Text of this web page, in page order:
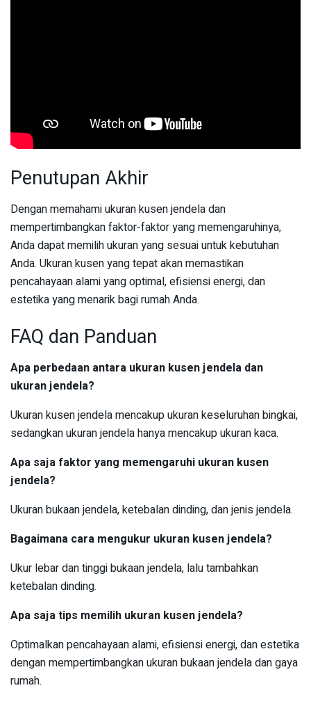
Penutupan Akhir
Dengan memahami ukuran kusen jendela dan
mempertimbangkan faktor-faktor yang memengaruhinya,
Anda dapat memilih ukuran yang sesuai untuk kebutuhan
Anda. Ukuran kusen yang tepat akan memastikan
pencahayaan alami yang optimal, efisiensi energi, dan
estetika yang menarik bagi rumah Anda.
FAQ dan Panduan
Apa perbedaan antara ukuran kusen jendela dan
ukuran jendela?
Ukuran kusen jendela mencakup ukuran keseluruhan bingkai,
sedangkan ukuran jendela hanya mencakup ukuran kaca.
Apa saja faktor yang memengaruhi ukuran kusen
jendela?
Ukuran bukaan jendela, ketebalan dinding, dan jenis jendela.
Bagaimana cara mengukur ukuran kusen jendela?
Ukur lebar dan tinggi bukaan jendela, lalu tambahkan
ketebalan dinding.
Apa saja tips memilih ukuran kusen jendela?
Optimalkan pencahayaan alami, efisiensi energi, dan estetika
dengan mempertimbangkan ukuran bukaan jendela dan gaya
rumah.